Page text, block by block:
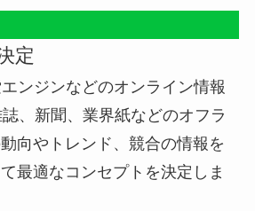
定
ンジンなどのオンライン情報
、新聞、業界紙などのオフラ
向やトレンド、競合の情報を
最適なコンセプトを決定しま